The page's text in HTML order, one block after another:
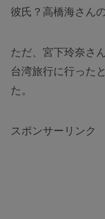
彼氏？高橋海さん
ただ、宮下玲奈さ
台湾旅行に行った
た。
スポンサーリンク